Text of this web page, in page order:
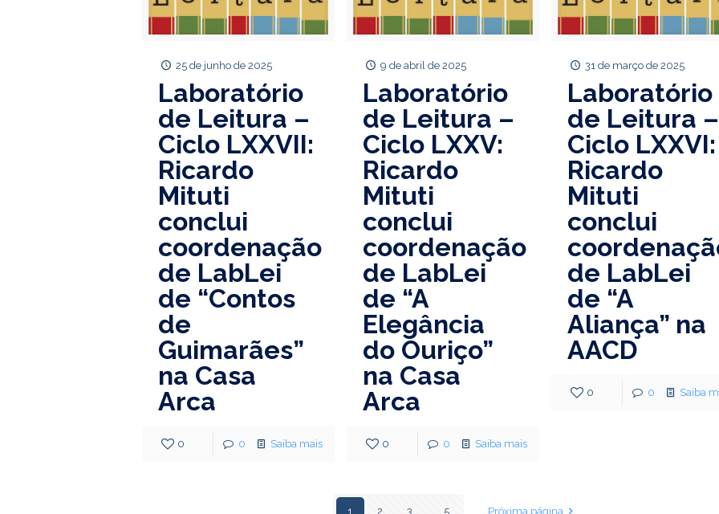
25 de junho de 2025
Laboratório
de Leitura –
Ciclo LXXVII:
Ricardo
Mituti
conclui
coordenação
de LabLei
de “Contos
de
Guimarães”
na Casa
Arca
0 0 Saiba mais
9 de abril de 2025
Laboratório
de Leitura –
Ciclo LXXV:
Ricardo
Mituti
conclui
coordenação
de LabLei
de “A
Elegância
do Ouriço”
na Casa
Arca
0 0 Saiba mais
31 de março de 2025
Laboratório
de Leitura –
Ciclo LXXVI:
Ricardo
Mituti
conclui
de LabLei
de “A
Aliança” na
AACD
0 0 Saiba
1 2 3 5 Próxima página